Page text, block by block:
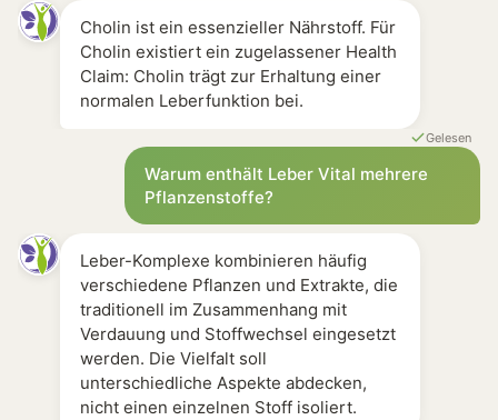
Cholin ist ein essenzieller Nährstoff. Für
Cholin existiert ein zugelassener Health
Claim: Cholin trägt zur Erhaltung einer
normalen Leberfunktion bei.
Gelesen
Warum enthält Leber Vital mehrere
Pflanzenstoffe?
Leber-Komplexe kombinieren häufig
verschiedene Pflanzen und Extrakte, die
traditionell im Zusammenhang mit
Verdauung und Stoffwechsel eingesetzt
werden. Die Vielfalt soll
unterschiedliche Aspekte abdecken,
nicht einen einzelnen Stoff isoliert.